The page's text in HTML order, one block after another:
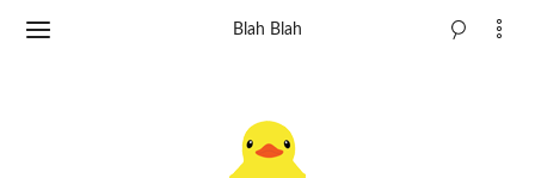
Blah Blah